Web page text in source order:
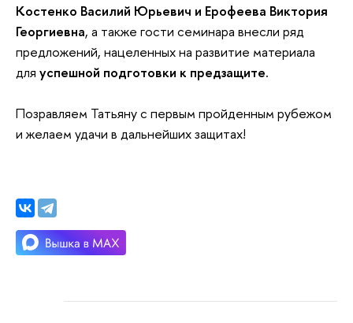
Костенко Василий Юрьевич и Ерофеева Виктория
Георгиевна, а также гости семинара внесли ряд
предложений, нацеленных на развитие материала
для успешной подготовки к предзащите.
Позравляем Татьяну с первым пройденным рубежом
и желаем удачи в дальнейших защитах!